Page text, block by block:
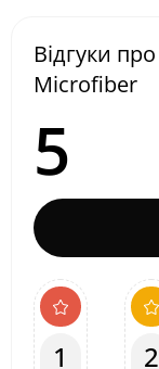
Відгуки
Microfiber
5
1 2